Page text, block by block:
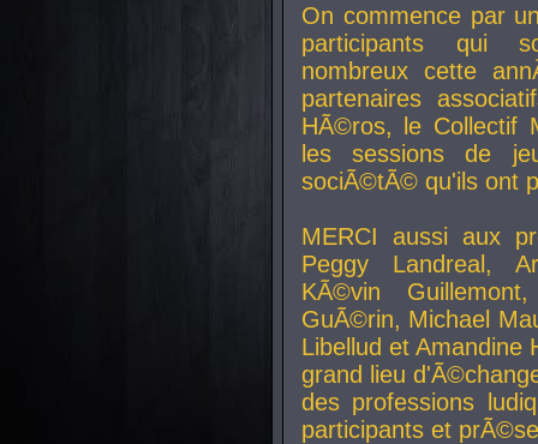
On commence par
participants qui
nombreux cette
partenaires
HÃ©ros, le Collectif
les sessions de
sociÃ©tÃ© qu'ils ont
MERCI aussi aux
Peggy Landreal,
KÃ©vin
GuÃ©rin, Michael
Libellud et Amandine
grand lieu
des professions
participants et